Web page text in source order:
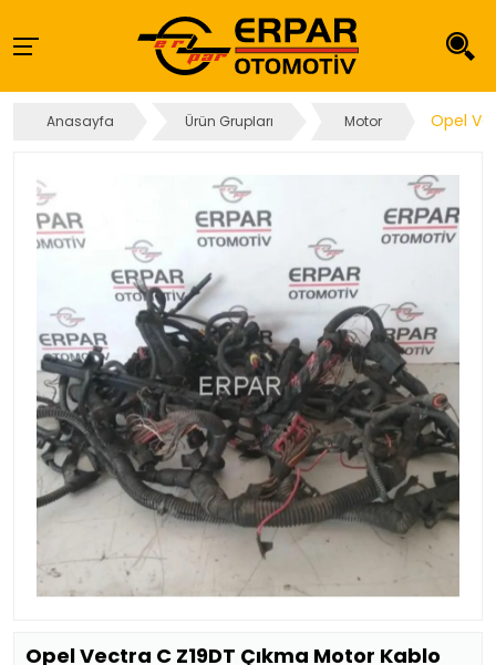
Anasayfa Ürün Grupları Motor Opel
Opel Vectra C Z19DT Çıkma Motor Kablo